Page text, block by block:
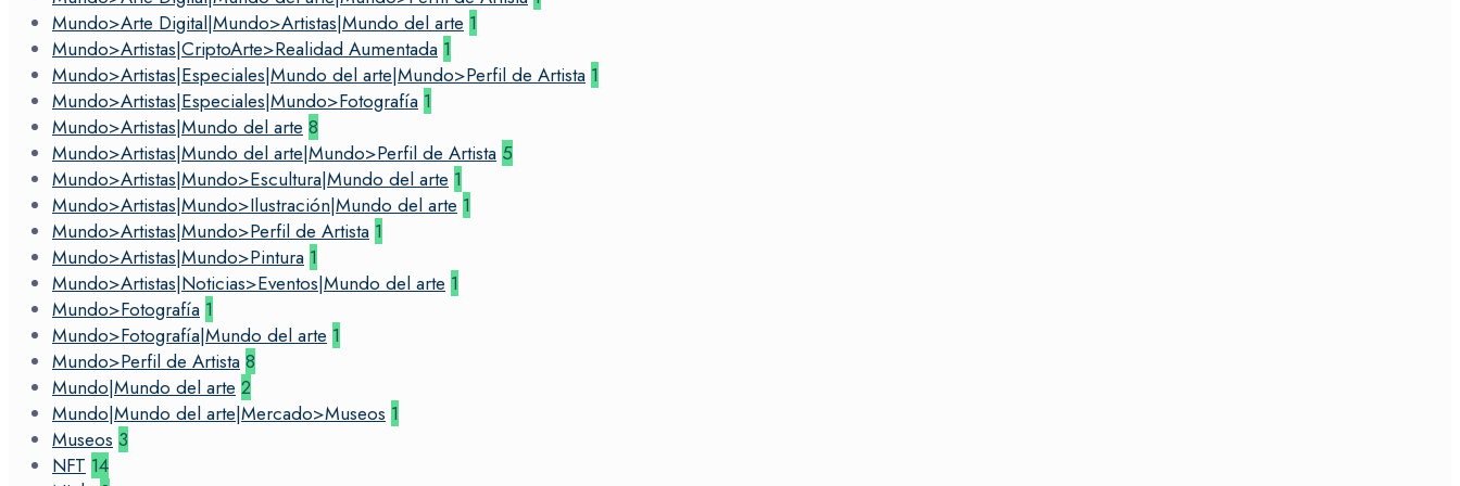
Mundo>Arte Digital|Mundo>Artistas|Mundo del arte 1
Mundo>Artistas|CriptoArte>Realidad Aumentada 1
Mundo>Artistas|Especiales|Mundo del arte|Mundo>Perfil de Artista 1
Mundo>Artistas|Especiales|Mundo>Fotografía 1
Mundo>Artistas|Mundo del arte 8
Mundo>Artistas|Mundo del arte|Mundo>Perfil de Artista 5
Mundo>Artistas|Mundo>Escultura|Mundo del arte 1
Mundo>Artistas|Mundo>Ilustración|Mundo del arte 1
Mundo>Artistas|Mundo>Perfil de Artista 1
Mundo>Artistas|Mundo>Pintura 1
Mundo>Artistas|Noticias>Eventos|Mundo del arte 1
Mundo>Fotografía 1
Mundo>Fotografía|Mundo del arte 1
Mundo>Perfil de Artista 8
Mundo|Mundo del arte 2
Mundo|Mundo del arte|Mercado>Museos 1
Museos 3
NFT 14